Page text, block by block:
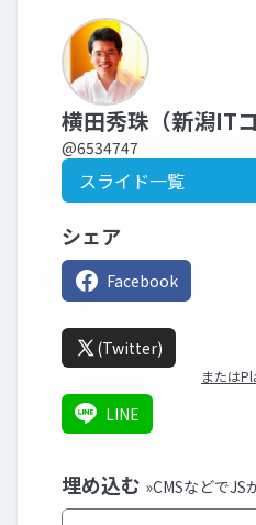
横田秀珠（新潟IT
@6534747
スライド一覧
シェア
Facebook
(Twitter)
または
LINE
埋め込む »CMSなどでJS